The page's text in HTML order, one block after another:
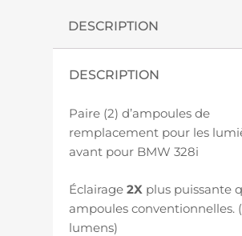
DESCRIPTION
DESCRIPTION
Paire (2) d’ampoules de
remplacement pour les
avant pour BMW 328i
Éclairage 2X plus puissante
ampoules conventionnelles.
lumens)